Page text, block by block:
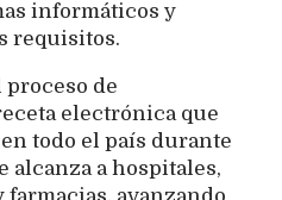
informáticos y
requisitos.
proceso de
electrónica que
todo el país durante
alcanza a hospitales,